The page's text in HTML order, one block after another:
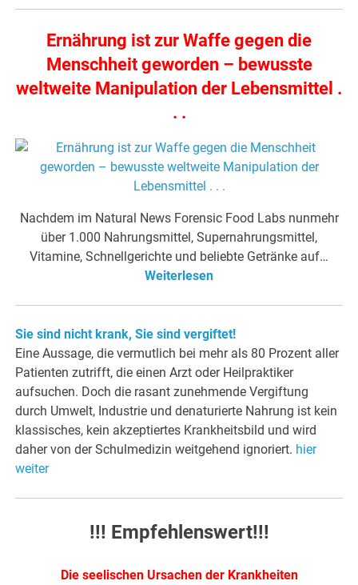
Ernährung ist zur Waffe gegen die
Menschheit geworden – bewusste
weltweite Manipulation der Lebensmittel .
. .
Nachdem im Natural News Forensic Food Labs nunmehr
über 1.000 Nahrungsmittel, Supernahrungsmittel,
Vitamine, Schnellgerichte und beliebte Getränke auf…
Weiterlesen
Sie sind nicht krank, Sie sind vergiftet!
Eine Aussage, die vermutlich bei mehr als 80 Prozent aller
Patienten zutrifft, die einen Arzt oder Heilpraktiker
aufsuchen. Doch die rasant zunehmende Vergiftung
durch Umwelt, Industrie und denaturierte Nahrung ist kein
klassisches, kein akzeptiertes Krankheitsbild und wird
daher von der Schulmedizin weitgehend ignoriert. hier
weiter
!!! Empfehlenswert!!!
Die seelischen Ursachen der Krankheiten